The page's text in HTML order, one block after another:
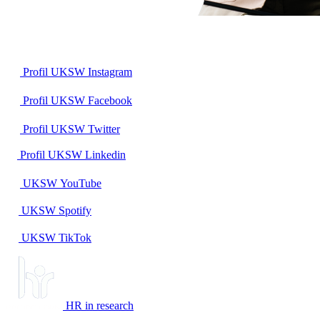
Profil UKSW Instagram
Profil UKSW Facebook
Profil UKSW Twitter
Profil UKSW Linkedin
UKSW YouTube
UKSW Spotify
UKSW TikTok
HR in research